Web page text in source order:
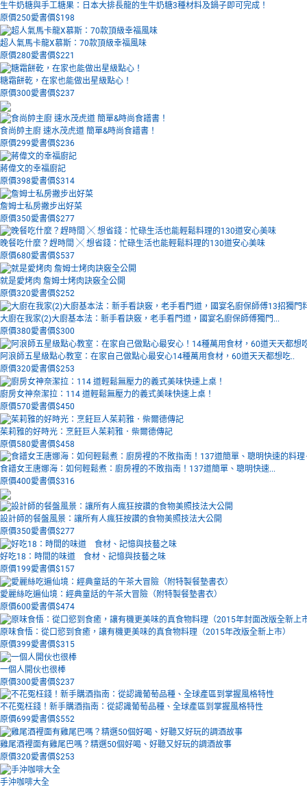
生牛奶糖與手工糖果：日本大排長龍的生牛奶糖3種材料及鍋子即可完成！
原價250愛書價$198
超人氣馬卡龍X慕斯：70款頂級幸福風味
原價280愛書價$221
糖霜餅乾，在家也能做出星級點心！
原價300愛書價$237
食尚帥主廚 速水茂虎道 簡單&時尚食譜書！
原價299愛書價$236
蔣偉文的幸福廚記
原價398愛書價$314
詹姆士私房撇步出好菜
原價350愛書價$277
晚餐吃什麼？趕時間 ╳ 想省錢：忙碌生活也能輕鬆料理的130道安心美味
原價680愛書價$537
就是愛烤肉 詹姆士烤肉訣竅全公開
原價320愛書價$252
大廚在我家(2)大廚基本法：新手看訣竅，老手看門道，國宴名廚保師傅獨門...
原價380愛書價$300
阿浪師五星級點心教室：在家自己做點心最安心14種萬用食材，60道天天都想吃..
原價320愛書價$253
廚房女神奈潔拉：114 道輕鬆無壓力的義式美味快速上桌！
原價570愛書價$450
茱莉雅的好時光：烹飪巨人茱莉雅．柴爾德傳記
原價580愛書價$458
食譜女王唐娜海：如何輕鬆煮：廚房裡的不敗指南！137道簡單、聰明快速...
原價400愛書價$316
設計師的餐盤風景：讓所有人瘋狂按讚的食物美照技法大公開
原價350愛書價$277
好吃18：時間的味道 食材、記憶與技藝之味
原價199愛書價$157
愛麗絲吃遍仙境：經典童話的午茶大冒險（附特製餐墊書衣）
原價600愛書價$474
原味食悟：從口慾到食癒，讓有機更美味的真食物料理（2015年改版全新上市）
原價399愛書價$315
一個人開伙也很棒
原價300愛書價$237
不花冤枉錢！新手購酒指南：從認識葡萄品種、全球產區到掌握風格特性
原價699愛書價$552
雞尾酒裡面有雞尾巴嗎？精選50個好喝、好聽又好玩的調酒故事
原價320愛書價$253
手沖咖啡大全